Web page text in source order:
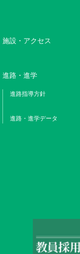
施設・アクセス
進路・進学
進路指導方針
進路・進学データ